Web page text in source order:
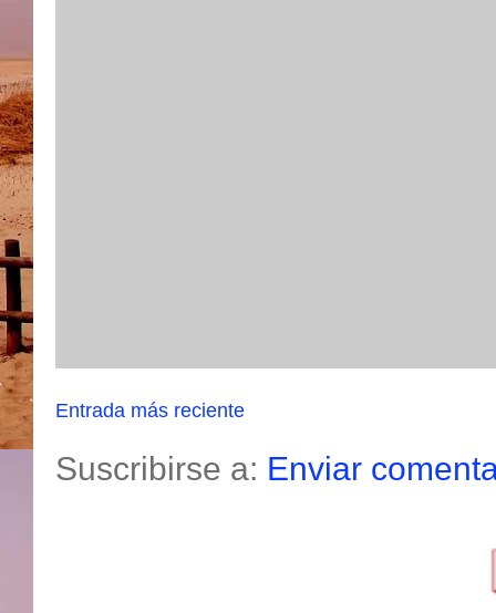
Entrada más reciente
Suscribirse a: Enviar